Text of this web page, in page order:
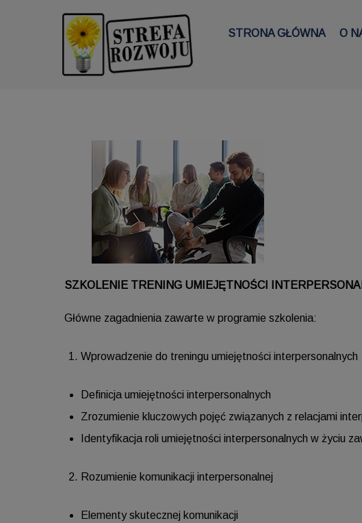
STRONA GŁÓWNA O
SZKOLENIE TRENING UMIEJĘTNOŚCI
Główne zagadnienia zawarte w programie szkolenia:
Wprowadzenie do treningu umiejętności interpersonalnych
Definicja umiejętności interpersonalnych
Zrozumienie kluczowych pojęć związanych z relacjami
Identyfikacja roli umiejętności interpersonalnych w życiu
Rozumienie komunikacji interpersonalnej
Elementy skutecznej komunikacji